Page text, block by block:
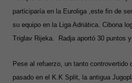
participaría en la Euroliga ,este fin de
su equipo en la Liga Adriática. Cibona
Triglav Rijeka. Radja aportó 30 puntos y
Pese al refuerzo, un tanto controvertido
pasado en el K.K Split, la antigua